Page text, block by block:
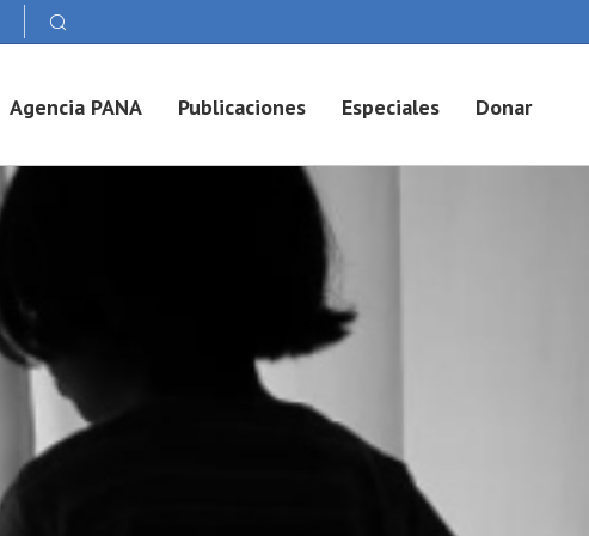
Agencia PANA Publicaciones Especiales Donar